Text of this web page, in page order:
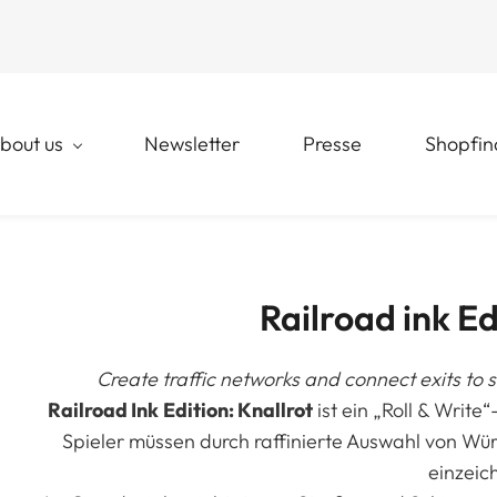
us Newsletter Presse
Railroad ink
Create traffic networks and connect exits to
Railroad Ink Edition: Knallrot ist ein „Roll &
Spieler müssen durch raffinierte Auswahl von